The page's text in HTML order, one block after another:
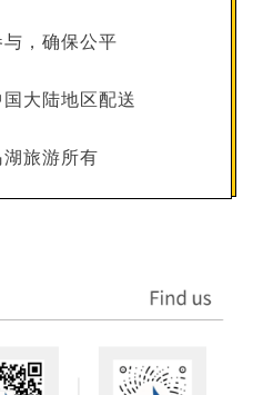
，确保公平
大陆地区配送
旅游所有